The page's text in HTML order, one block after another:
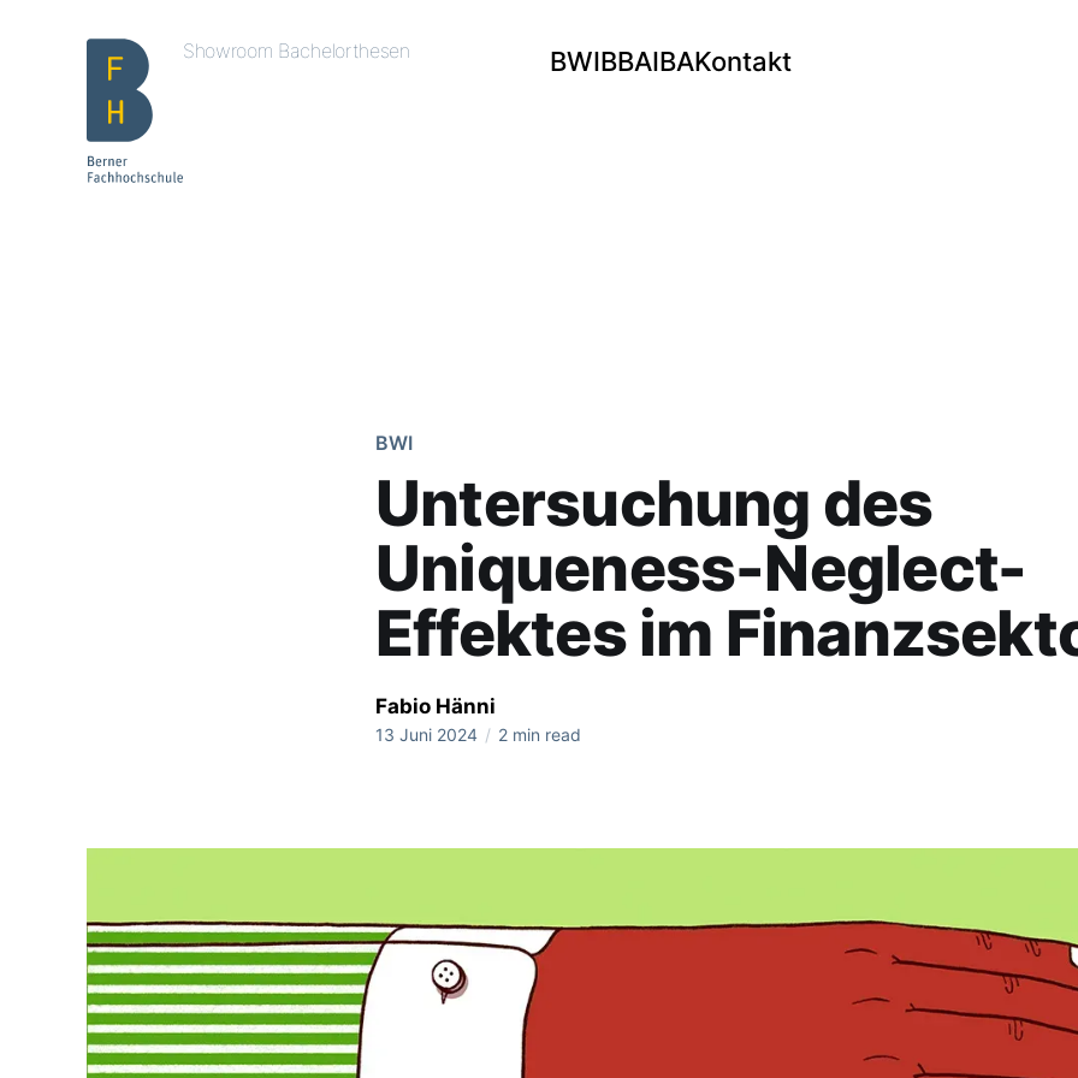
Showroom Bachelorthesen BWIBBAIBAKontakt
BWI
Untersuchung des
Uniqueness-Neglect-
Effektes im
Fabio Hänni
13 Juni 2024 / 2 min read